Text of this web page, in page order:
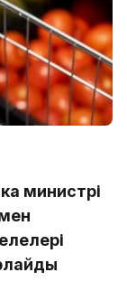
министрі